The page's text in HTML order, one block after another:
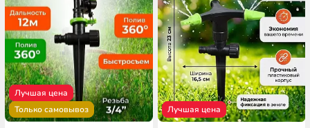
Лучшая цена
Только самовывоз
Лучшая цена